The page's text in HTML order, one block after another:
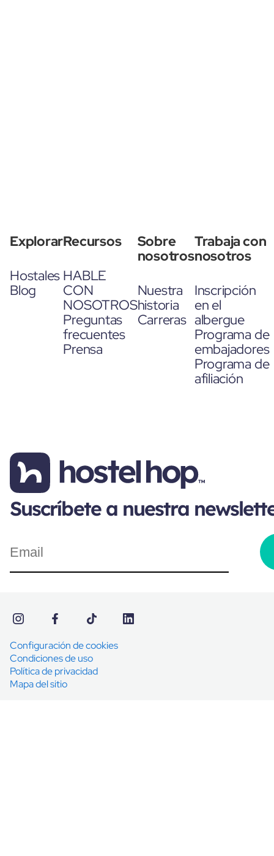
Explorar
Hostales
Blog
Recursos
HABLE
CON
NOSOTROS
Preguntas
frecuentes
Prensa
Sobre
nosotros
Nuestra
historia
Carreras
Trabaja con
nosotros
Inscripción
en el
albergue
Programa de
embajadores
Programa de
afiliación
Suscríbete a nuestra
Configuración de cookies
Condiciones de uso
Política de privacidad
Mapa del sitio